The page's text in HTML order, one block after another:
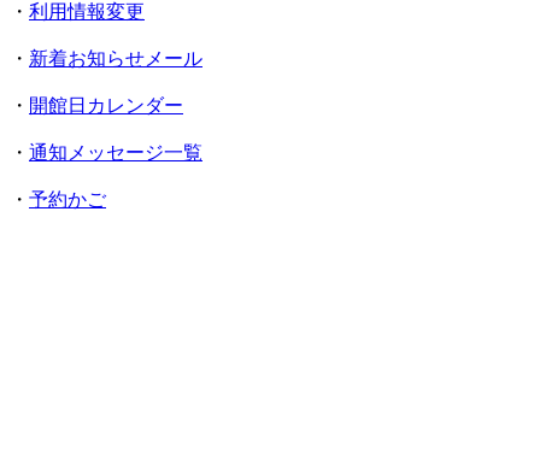
・ 利用情報変更
・ 新着お知らせメール
・ 開館日カレンダー
・ 通知メッセージ一覧
・ 予約かご